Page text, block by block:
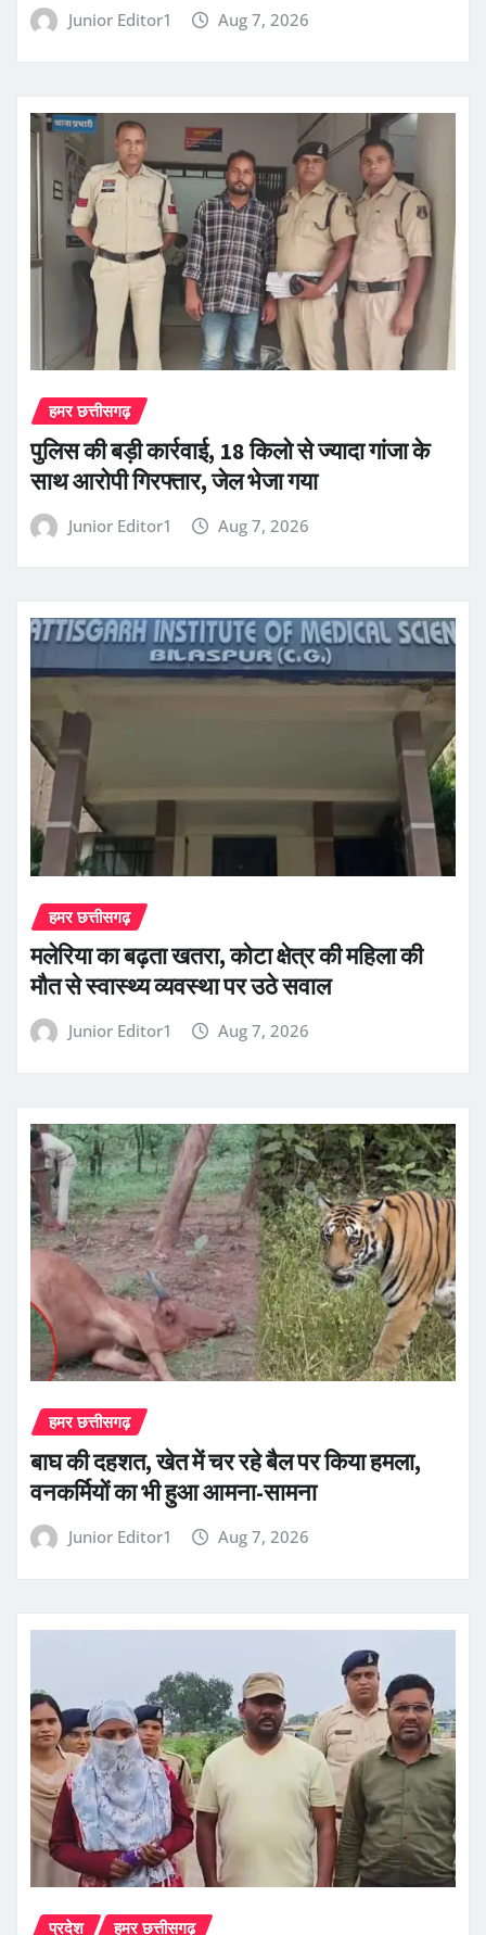
Junior Editor1 Aug 7, 2026
हमर छत्तीसगढ़
पुलिस की बड़ी कार्रवाई, 18 किलो से ज्यादा गांजा के
साथ आरोपी गिरफ्तार, जेल भेजा गया
Junior Editor1 Aug 7, 2026
हमर छत्तीसगढ़
मलेरिया का बढ़ता खतरा, कोटा क्षेत्र की महिला की
मौत से स्वास्थ्य व्यवस्था पर उठे सवाल
Junior Editor1 Aug 7, 2026
हमर छत्तीसगढ़
बाघ की दहशत, खेत में चर रहे बैल पर किया हमला,
वनकर्मियों का भी हुआ आमना-सामना
Junior Editor1 Aug 7, 2026
प्रदेश हमर छत्तीसगढ़